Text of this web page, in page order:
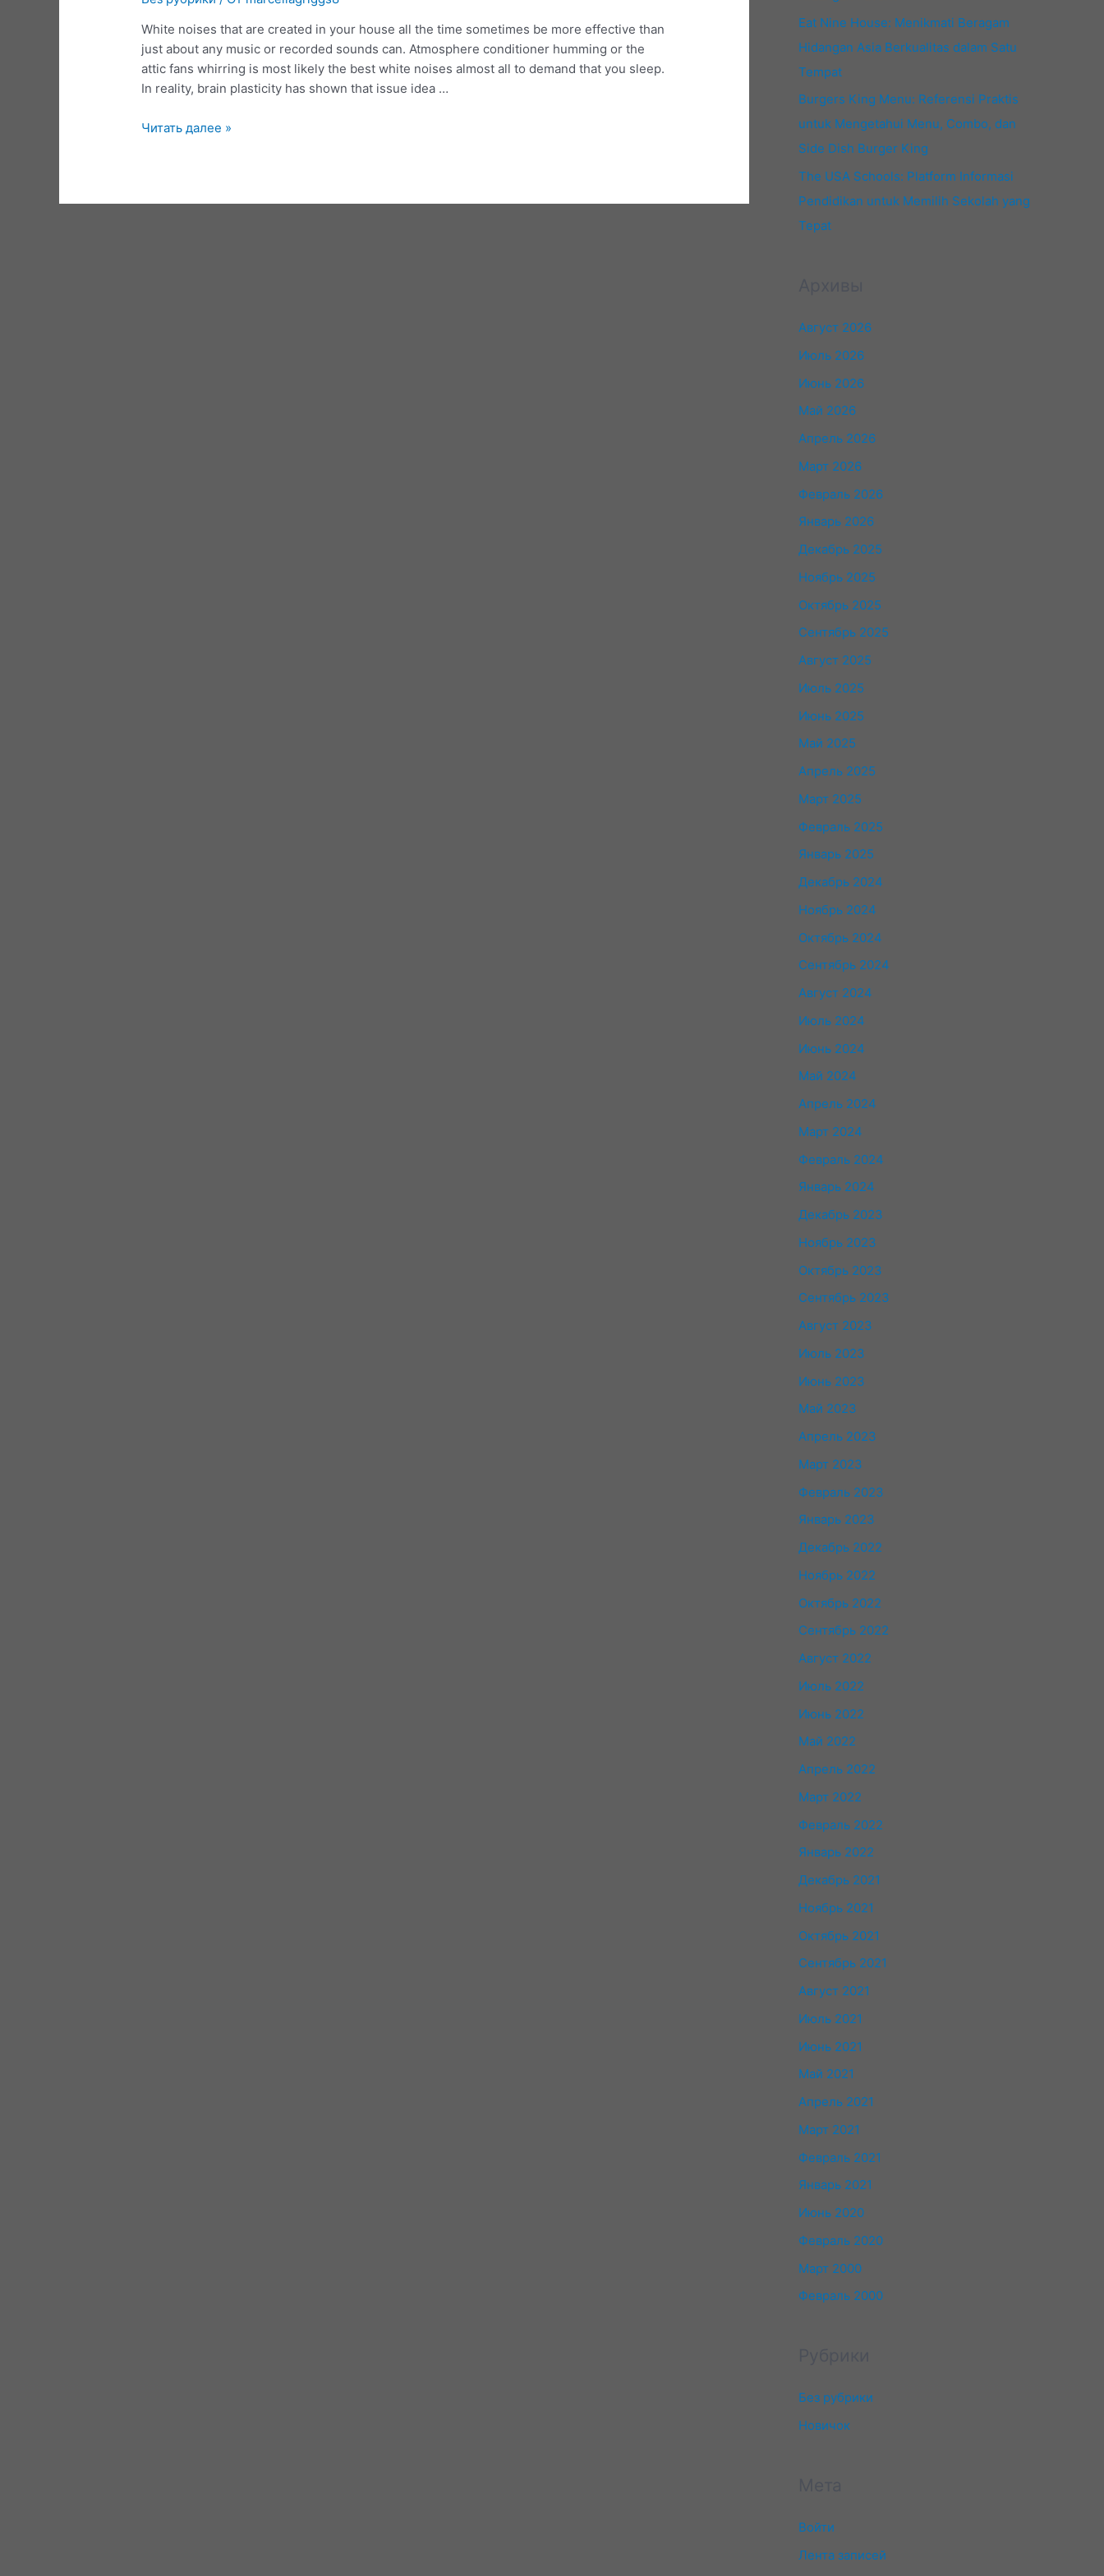
White noises that are created in your house all the time sometimes be more effective than
just about any music or recorded sounds can. Atmosphere conditioner humming or the
attic fans whirring is most likely the best white noises almost all to demand that you sleep.
In reality, brain plasticity has shown that issue idea …
10
Fitness
Читать далее »
Eat Nine House: Menikmati Beragam
Hidangan Asia Berkualitas dalam Satu
Tempat
Burgers King Menu: Referensi Praktis
untuk Mengetahui Menu, Combo, dan
Side Dish Burger King
The USA Schools: Platform Informasi
Pendidikan untuk Memilih Sekolah yang
Tepat
Август 2026
Июль 2026
Июнь 2026
Май 2026
Апрель 2026
Март 2026
Февраль 2026
Январь 2026
Декабрь 2025
Ноябрь 2025
Октябрь 2025
Сентябрь 2025
Август 2025
Июль 2025
Июнь 2025
Май 2025
Апрель 2025
Март 2025
Февраль 2025
Январь 2025
Декабрь 2024
Ноябрь 2024
Октябрь 2024
Сентябрь 2024
Август 2024
Июль 2024
Июнь 2024
Май 2024
Апрель 2024
Март 2024
Февраль 2024
Январь 2024
Декабрь 2023
Ноябрь 2023
Октябрь 2023
Сентябрь 2023
Август 2023
Июль 2023
Июнь 2023
Май 2023
Апрель 2023
Март 2023
Февраль 2023
Январь 2023
Декабрь 2022
Ноябрь 2022
Октябрь 2022
Сентябрь 2022
Август 2022
Июль 2022
Июнь 2022
Май 2022
Апрель 2022
Март 2022
Февраль 2022
Январь 2022
Декабрь 2021
Ноябрь 2021
Октябрь 2021
Сентябрь 2021
Август 2021
Июль 2021
Июнь 2021
Май 2021
Апрель 2021
Март 2021
Февраль 2021
Январь 2021
Июнь 2020
Февраль 2020
Март 2000
Февраль 2000
Без рубрики
Новичок
Войти
Лента записей